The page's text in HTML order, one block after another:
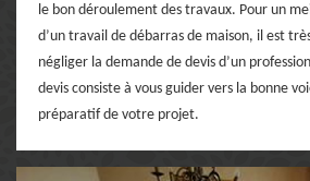
le bon déroulement des travaux. Pour un
d’un travail de débarras de maison, il est
négliger la demande de devis d’un
devis consiste à vous guider vers la bonne
préparatif de votre projet.